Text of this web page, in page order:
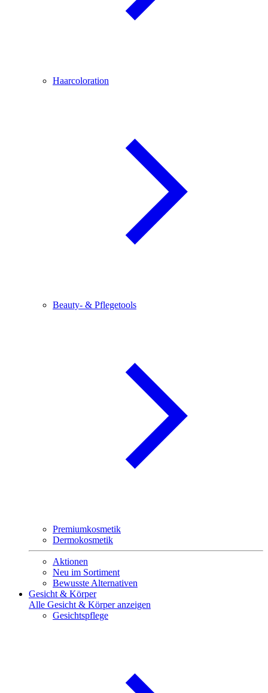
Haarcoloration
Beauty- & Pflegetools
Premiumkosmetik
Dermokosmetik
Aktionen
Neu im Sortiment
Bewusste Alternativen
Gesicht & Körper
Alle Gesicht & Körper anzeigen
Gesichtspflege